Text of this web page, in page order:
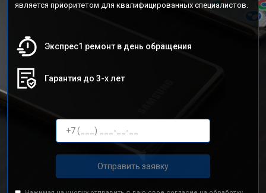
является приоритетом для квалифицированных специалистов.
Экспрес1 ремонт в день обращения
Гарантия до 3-х лет
Отправить заявку